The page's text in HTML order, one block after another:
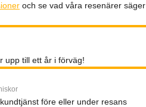
och se vad våra resenärer säger
upp till ett år i förväg!
före eller under resans